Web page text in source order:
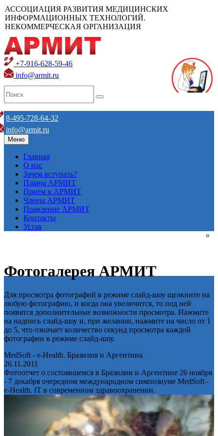
АССОЦИАЦИЯ РАЗВИТИЯ МЕДИЦИНСКИХ
ИНФОРМАЦИОННЫХ ТЕХНОЛОГИЙ.
НЕКОММЕРЧЕСКАЯ ОРГАНИЗАЦИЯ
+7-916-628-59-46
info@armit.ru
8-495-728-64-32
info@armit.ru
Меню
Главная
О нас
Зачем вступать?
Планы АРМИТ
Прием в АРМИТ
Члены АРМИТ
Правление АРМИТ
Контакты
Устав
Фотогалерея АРМИТ
Для просмотра фотографий в режиме слайд-шоу щелкните на
любую фотографию, и когда она увеличится, то под ней
появятся дополнительные возможности просмотра. Нажмите
на надпись слайд-шоу и, при желании, нажмите на число от 1
до 5, что означает количество секунд просмотра каждой
фотографии в режиме слайд-шоу.
MedSoft - e-Health. Бразилия и Аргентина
26.11.2011
Фотоотчет о состоявшемся в Бразилии и Аргентине 26 ноября
- 7 декабря очередном международном симпозиуме MedSoft -
e-Health. IT в современном здравоохранении.